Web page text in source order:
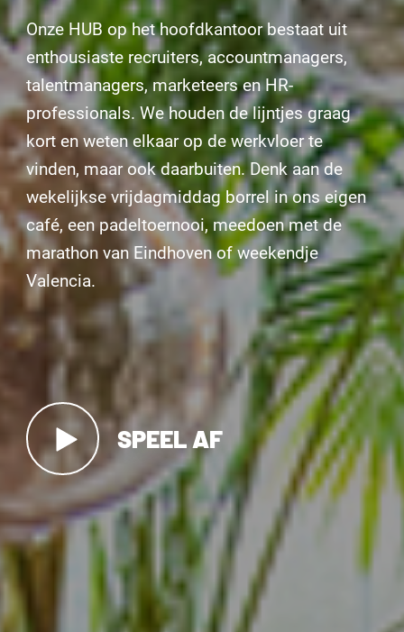
Onze HUB op het hoofdkantoor bestaat uit
enthousiaste recruiters, accountmanagers,
talentmanagers, marketeers en HR-
professionals. We houden de lijntjes graag
kort en weten elkaar op de werkvloer te
vinden, maar ook daarbuiten. Denk aan de
wekelijkse vrijdagmiddag borrel in ons eigen
café, een padeltoernooi, meedoen met de
marathon van Eindhoven of weekendje
Valencia.
SPEEL AF